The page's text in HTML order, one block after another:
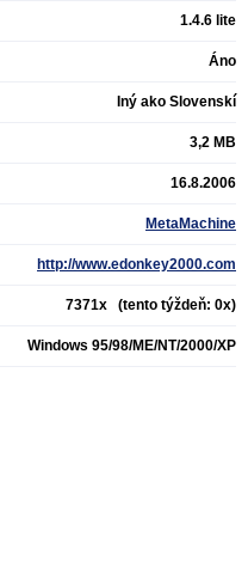
1.4.6 lite
Áno
Iný ako Slovenskí
3,2 MB
16.8.2006
MetaMachine
http://www.edonkey2000.com
7371x (tento týždeň: 0x)
Windows 95/98/ME/NT/2000/XP